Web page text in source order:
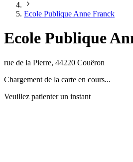
Ecole Publique Anne Franck
Ecole Publique
rue de la Pierre, 44220 Couëron
Chargement de la carte en cours...
Veuillez patienter un instant